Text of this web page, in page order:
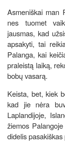
Asmeniškai man
nes tuomet
jausmas, kad
apsakyti, tai
Palanga, kai
praleistą laiką,
bobų vasarą.
Keista, bet, kiek
kad jie nėra
Laplandijoje,
žiemos
didelis